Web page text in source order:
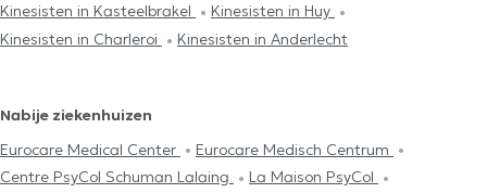
Kinesisten in Kasteelbrakel
Kinesisten in Huy
Kinesisten in Charleroi
Kinesisten in Anderlecht
Nabije ziekenhuizen
Eurocare Medical Center
Eurocare Medisch Centrum
Centre PsyCol Schuman Lalaing
La Maison PsyCol